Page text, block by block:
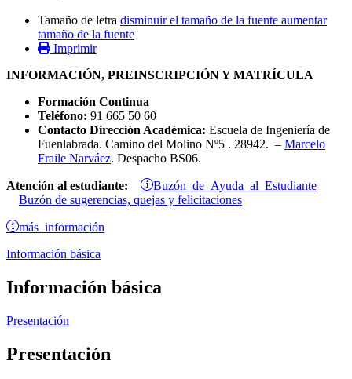
Tamaño de letra disminuir el tamaño de la fuente aumentar
tamaño de la fuente
Imprimir
INFORMACIÓN, PREINSCRIPCIÓN Y MATRÍCULA
Formación Continua
Teléfono: 91 665 50 60
Contacto Dirección Académica: Escuela de Ingeniería de
Fuenlabrada. Camino del Molino Nº5 . 28942. – Marcelo
Fraile Narváez. Despacho BS06.
Atención al estudiante: Buzón de Ayuda al Estudiante
Buzón de sugerencias, quejas y felicitaciones
más información
Información básica
Información básica
Presentación
Presentación